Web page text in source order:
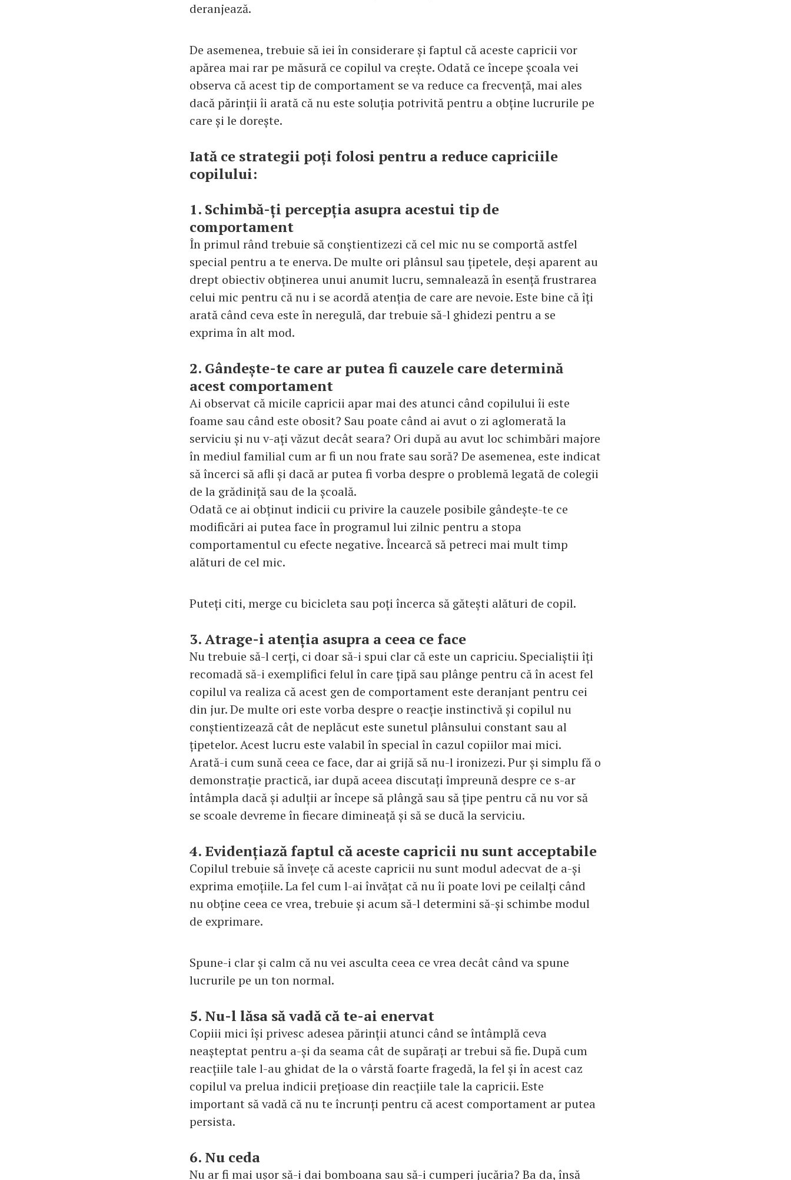
deranjează.
De asemenea, trebuie să iei în considerare și faptul că aceste capricii vor
apărea mai rar pe măsură ce copilul va crește. Odată ce începe școala vei
observa că acest tip de comportament se va reduce ca frecvență, mai ales
dacă părinții îi arată că nu este soluția potrivită pentru a obține lucrurile pe
care și le dorește.
Iată ce strategii poți folosi pentru a reduce capriciile
copilului:
1. Schimbă-ți percepția asupra acestui tip de
comportament
În primul rând trebuie să conștientizezi că cel mic nu se comportă astfel
special pentru a te enerva. De multe ori plânsul sau țipetele, deși aparent au
drept obiectiv obținerea unui anumit lucru, semnalează în esență frustrarea
celui mic pentru că nu i se acordă atenția de care are nevoie. Este bine că îți
arată când ceva este în neregulă, dar trebuie să-l ghidezi pentru a se
exprima în alt mod.
2. Gândește-te care ar putea fi cauzele care determină
acest comportament
Ai observat că micile capricii apar mai des atunci când copilului îi este
foame sau când este obosit? Sau poate când ai avut o zi aglomerată la
serviciu și nu v-ați văzut decât seara? Ori după au avut loc schimbări majore
în mediul familial cum ar fi un nou frate sau soră? De asemenea, este indicat
să încerci să afli și dacă ar putea fi vorba despre o problemă legată de colegii
de la grădiniță sau de la școală.
Odată ce ai obținut indicii cu privire la cauzele posibile gândește-te ce
modificări ai putea face în programul lui zilnic pentru a stopa
comportamentul cu efecte negative. Încearcă să petreci mai mult timp
alături de cel mic.
Puteți citi, merge cu bicicleta sau poți încerca să gătești alături de copil.
3. Atrage-i atenția asupra a ceea ce face
Nu trebuie să-l cerți, ci doar să-i spui clar că este un capriciu. Specialiștii îți
recomadă să-i exemplifici felul în care țipă sau plânge pentru că în acest fel
copilul va realiza că acest gen de comportament este deranjant pentru cei
din jur. De multe ori este vorba despre o reacție instinctivă și copilul nu
conștientizează cât de neplăcut este sunetul plânsului constant sau al
țipetelor. Acest lucru este valabil în special în cazul copiilor mai mici.
Arată-i cum sună ceea ce face, dar ai grijă să nu-l ironizezi. Pur și simplu fă o
demonstrație practică, iar după aceea discutați împreună despre ce s-ar
întâmpla dacă și adulții ar începe să plângă sau să țipe pentru că nu vor să
se scoale devreme în fiecare dimineață și să se ducă la serviciu.
4. Evidențiază faptul că aceste capricii nu sunt acceptabile
Copilul trebuie să învețe că aceste capricii nu sunt modul adecvat de a-și
exprima emoțiile. La fel cum l-ai învățat că nu îi poate lovi pe ceilalți când
nu obține ceea ce vrea, trebuie și acum să-l determini să-și schimbe modul
de exprimare.
Spune-i clar și calm că nu vei asculta ceea ce vrea decât când va spune
lucrurile pe un ton normal.
5. Nu-l lăsa să vadă că te-ai enervat
Copiii mici își privesc adesea părinții atunci când se întâmplă ceva
neașteptat pentru a-și da seama cât de supărați ar trebui să fie. După cum
reacțiile tale l-au ghidat de la o vârstă foarte fragedă, la fel și în acest caz
copilul va prelua indicii prețioase din reacțiile tale la capricii. Este
important să vadă că nu te încrunți pentru că acest comportament ar putea
persista.
6. Nu ceda
Nu ar fi mai ușor să-i dai bomboana sau să-i cumperi jucăria? Ba da, însă